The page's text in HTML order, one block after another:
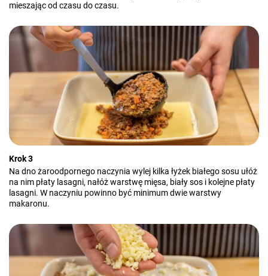
mieszając od czasu do czasu.
Krok 3
Na dno żaroodpornego naczynia wylej kilka łyżek białego sosu ułóż
na nim płaty lasagni, nałóż warstwę mięsa, biały sos i kolejne płaty
lasagni. W naczyniu powinno być minimum dwie warstwy
makaronu.